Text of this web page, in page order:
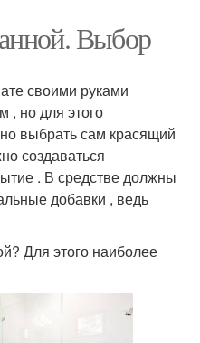
Выбор
своими руками
, но для этого
выбрать сам красящий
создаваться
. В средстве должны
добавки , ведь
Для этого наиболее